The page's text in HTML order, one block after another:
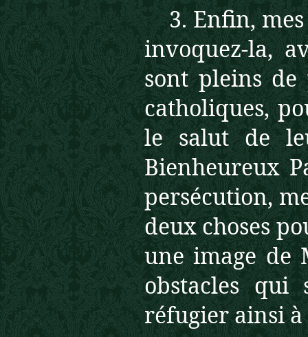
3. Enfin,
invoquez-la,
sont pleins
catholiques,
le salut de
Bienheureux
persécution,
deux choses
une image de
obstacles qui
réfugier ainsi à